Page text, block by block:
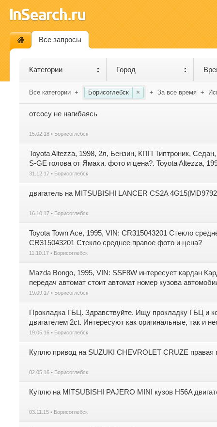
Все запросы
Категории Город
Все категории + Борисоглебск × + За все время +
отсосу не нагибаясь
15.02.18 • Борисоглебск
Toyota Altezza, 1998, 2л, Бензин, КПП Типтроник,
S-GE голова от Ямахи. фото и цена?. Toyota Altezza,
31.12.17 • Борисоглебск
двигатель на MITSUBISHI LANCER CS2A
16.10.17 • Борисоглебск
Toyota Town Ace, 1995, VIN: CR315043201 Стекло
CR315043201 Стекло среднее правое фото и цена?
11.10.17 • Борисоглебск
Mazda Bongo, 1995, VIN: SSF8W интересует кардан
передач автомат стоит автомат номер кузова
19.09.17 • Борисоглебск
Прокладка ГБЦ. Здравствуйте. Ищу прокладку ГБЦ и
двигателем 2ct. Интересуют как оригинальные, так и
19.05.16 • Борисоглебск
Куплю привод на SUZUKI CHEVROLET CRUZE правая
02.05.16 • Борисоглебск
Куплю на MITSUBISHI PAJERO MINI кузов H56A
03.11.15 • Борисоглебск